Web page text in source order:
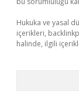
Hukuka ve yasal
içerikleri,
halinde, ilgili